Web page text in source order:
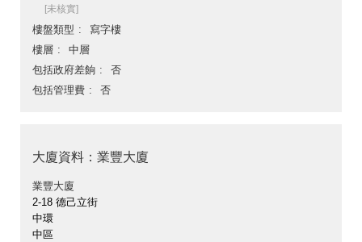
[未核實]
樓盤類型
寫字樓
樓層
中層
包括政府差餉
否
包括管理費
否
大廈資料：業豐大廈
業豐大廈
2-18 德己立街
中環
中區